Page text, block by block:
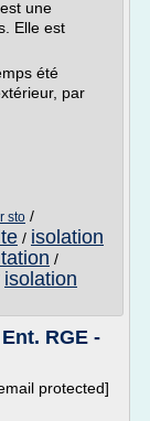
une
Elle est
été
par
sto /
/ isolation
/
isolation
RGE -
protected]